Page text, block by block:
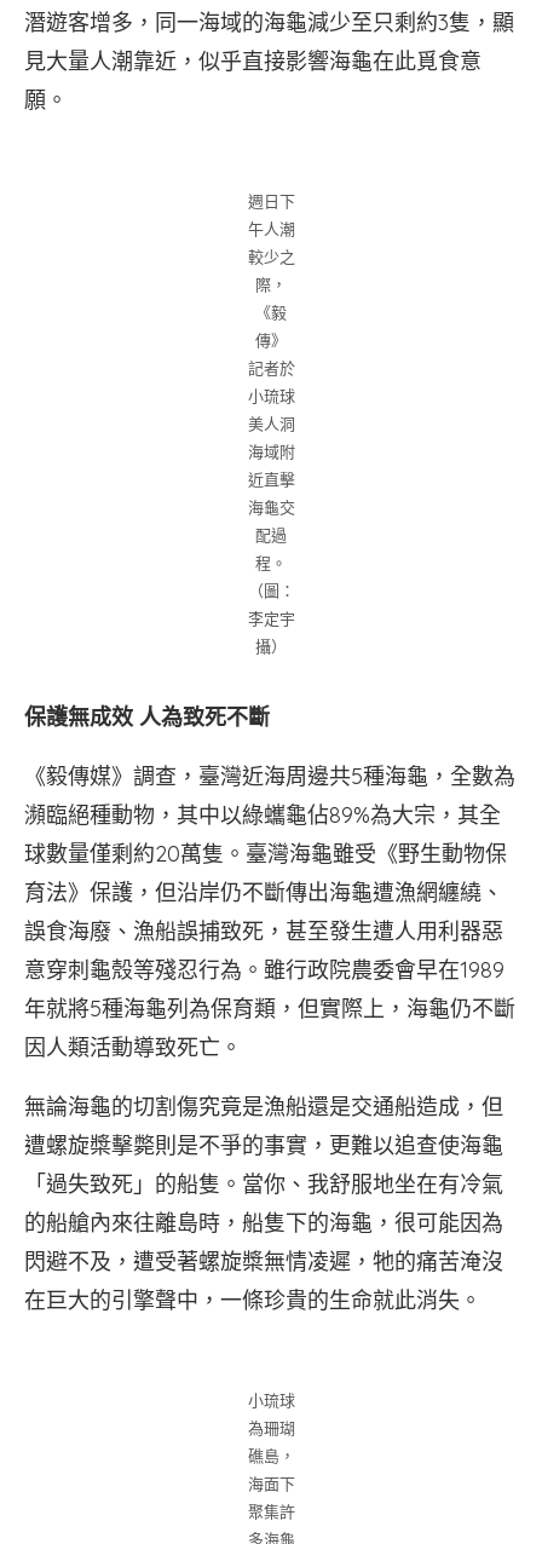
潛遊客增多，同一海域的海龜減少至只剩約3隻，顯
見大量人潮靠近，似乎直接影響海龜在此覓食意
願。
週日下
午人潮
較少之
際，
《毅
傳》
記者於
小琉球
美人洞
海域附
近直擊
海龜交
配過
程。
（圖：
李定宇
攝）
保護無成效 人為致死不斷
《毅傳媒》調查，臺灣近海周邊共5種海龜，全數為
瀕臨絕種動物，其中以綠蠵龜佔89%為大宗，其全
球數量僅剩約20萬隻。臺灣海龜雖受《野生動物保
育法》保護，但沿岸仍不斷傳出海龜遭漁網纏繞、
誤食海廢、漁船誤捕致死，甚至發生遭人用利器惡
意穿刺龜殼等殘忍行為。雖行政院農委會早在1989
年就將5種海龜列為保育類，但實際上，海龜仍不斷
因人類活動導致死亡。
無論海龜的切割傷究竟是漁船還是交通船造成，但
遭螺旋槳擊斃則是不爭的事實，更難以追查使海龜
「過失致死」的船隻。當你、我舒服地坐在有冷氣
的船艙內來往離島時，船隻下的海龜，很可能因為
閃避不及，遭受著螺旋槳無情凌遲，牠的痛苦淹沒
在巨大的引擎聲中，一條珍貴的生命就此消失。
小琉球
為珊瑚
礁島，
海面下
聚集許
多海龜